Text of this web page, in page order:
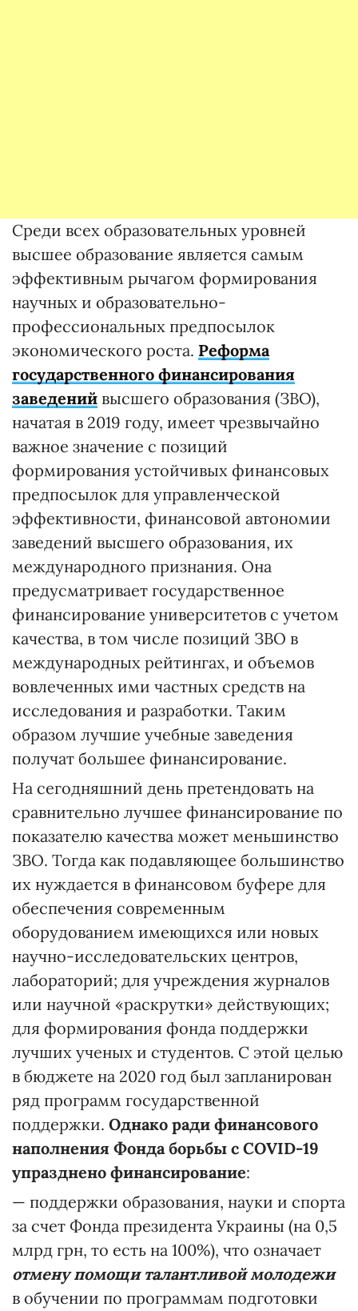
Среди всех образовательных уровней
высшее образование является самым
эффективным рычагом формирования
научных и образовательно-
профессиональных предпосылок
экономического роста. Реформа
государственного финансирования
заведений высшего образования (ЗВО),
начатая в 2019 году, имеет чрезвычайно
важное значение с позиций
формирования устойчивых финансовых
предпосылок для управленческой
эффективности, финансовой автономии
заведений высшего образования, их
международного признания. Она
предусматривает государственное
финансирование университетов с учетом
качества, в том числе позиций ЗВО в
международных рейтингах, и объемов
вовлеченных ими частных средств на
исследования и разработки. Таким
образом лучшие учебные заведения
получат большее финансирование.
На сегодняшний день претендовать на
сравнительно лучшее финансирование по
показателю качества может меньшинство
ЗВО. Тогда как подавляющее большинство
их нуждается в финансовом буфере для
обеспечения современным
оборудованием имеющихся или новых
научно-исследовательских центров,
лабораторий; для учреждения журналов
или научной «раскрутки» действующих;
для формирования фонда поддержки
лучших ученых и студентов. С этой целью
в бюджете на 2020 год был запланирован
ряд программ государственной
поддержки. Однако ради финансового
наполнения Фонда борьбы с COVID-19
упразднено финансирование:
— поддержки образования, науки и спорта
за счет Фонда президента Украины (на 0,5
млрд грн, то есть на 100%), что означает
отмену помощи талантливой молодежи
в обучении по программам подготовки